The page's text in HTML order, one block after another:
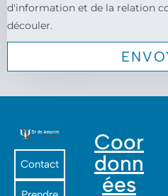
d'information et de la relation
découler.
Contact
Coor
donn
ées